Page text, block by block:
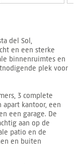
del Sol,
en een sterke
binnenruimtes en
plek voor
3 complete
apart kantoor, een
een garage. De
aan op de
patio en de
en buiten